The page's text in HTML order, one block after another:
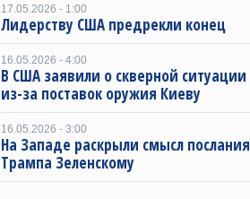
17.05.2026 - 1:00
Лидерству США предрекли конец
16.05.2026 - 4:00
В США заявили о скверной ситуации
из-за поставок оружия Киеву
16.05.2026 - 3:00
На Западе раскрыли смысл послания
Трампа Зеленскому